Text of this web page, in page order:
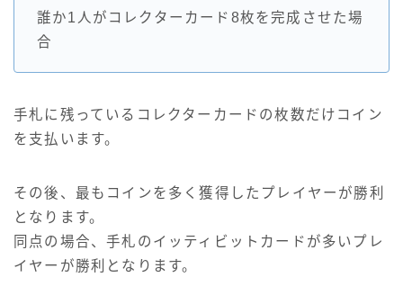
誰か1人がコレクターカード8枚を完成させた場
合
手札に残っているコレクターカードの枚数だけコイン
を支払います。
その後、最もコインを多く獲得したプレイヤーが勝利
となります。
同点の場合、手札のイッティビットカードが多いプレ
イヤーが勝利となります。